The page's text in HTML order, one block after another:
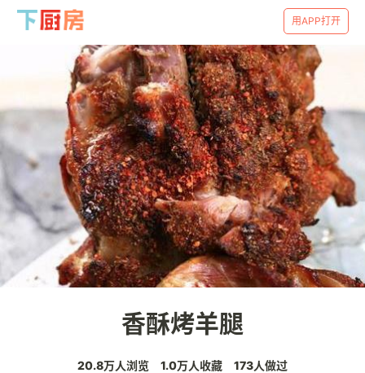
用APP打开
香酥烤羊腿
20.8万人浏览 1.0万人收藏 173人做过